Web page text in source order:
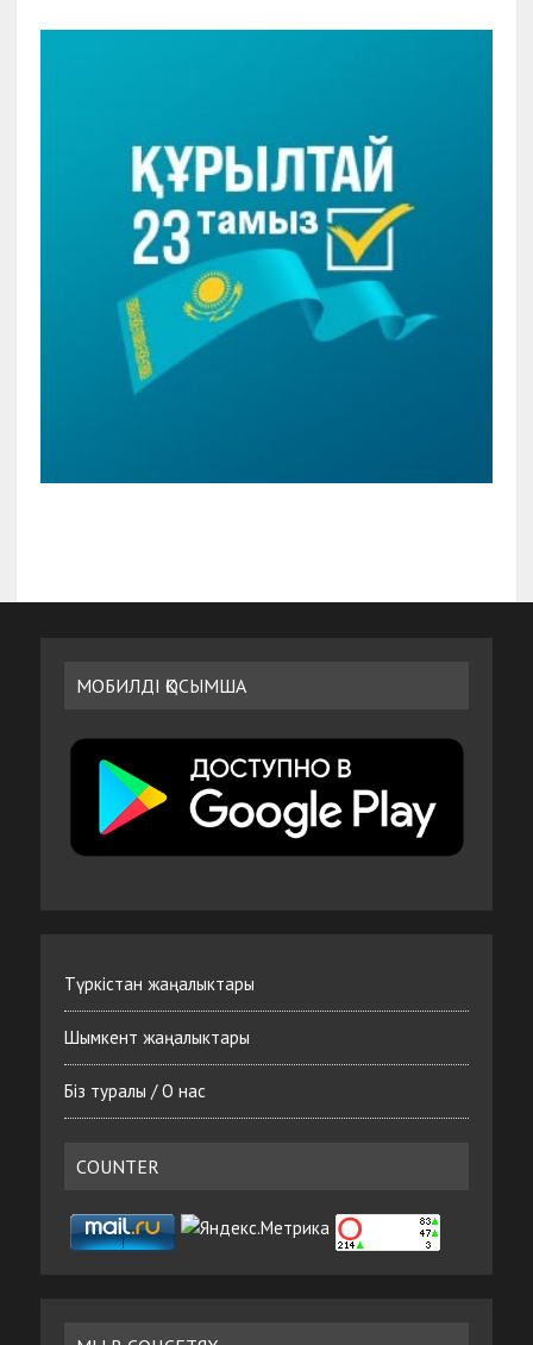
МОБИЛДІ ҚОСЫМША
Түркістан жаңалыктары
Шымкент жаңалыктары
Біз туралы / О нас
COUNTER